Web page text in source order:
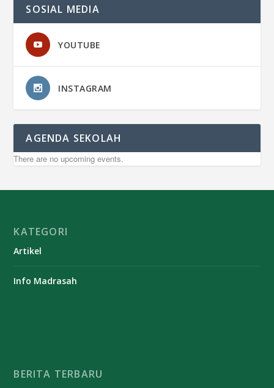
SOSIAL MEDIA
YOUTUBE
INSTAGRAM
AGENDA SEKOLAH
There are no upcoming events.
KATEGORI
Artikel
Info Madrasah
BERITA TERBARU